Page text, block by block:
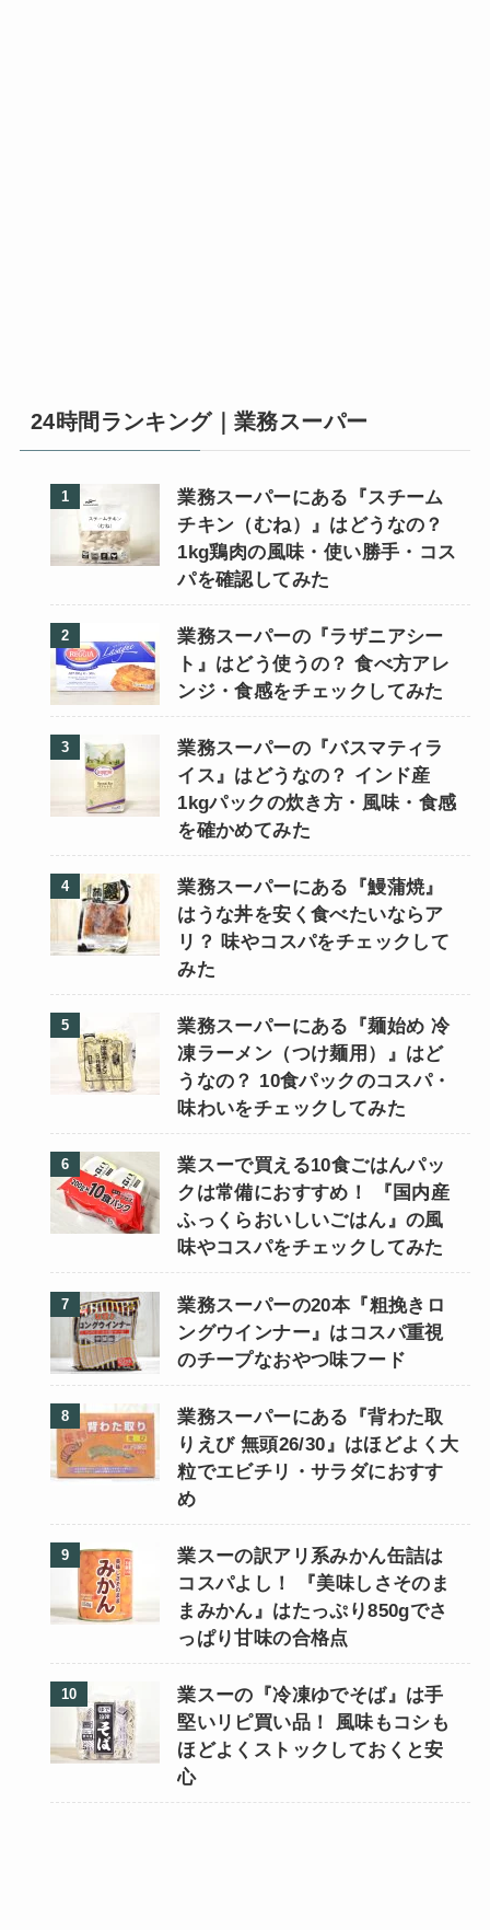
24時間ランキング｜業務スーパー
業務スーパーにある『スチーム
チキン（むね）』はどうなの？
1kg鶏肉の風味・使い勝手・コス
パを確認してみた
業務スーパーの『ラザニアシー
ト』はどう使うの？ 食べ方アレ
ンジ・食感をチェックしてみた
業務スーパーの『バスマティラ
イス』はどうなの？ インド産
1kgパックの炊き方・風味・食感
を確かめてみた
業務スーパーにある『鰻蒲焼』
はうな丼を安く食べたいならア
リ？ 味やコスパをチェックして
みた
業務スーパーにある『麺始め 冷
凍ラーメン（つけ麺用）』はど
うなの？ 10食パックのコスパ・
味わいをチェックしてみた
業スーで買える10食ごはんパッ
クは常備におすすめ！ 『国内産
ふっくらおいしいごはん』の風
味やコスパをチェックしてみた
業務スーパーの20本『粗挽きロ
ングウインナー』はコスパ重視
のチープなおやつ味フード
業務スーパーにある『背わた取
りえび 無頭26/30』はほどよく大
粒でエビチリ・サラダにおすす
め
業スーの訳アリ系みかん缶詰は
コスパよし！ 『美味しさそのま
まみかん』はたっぷり850gでさ
っぱり甘味の合格点
業スーの『冷凍ゆでそば』は手
堅いリピ買い品！ 風味もコシも
ほどよくストックしておくと安
心